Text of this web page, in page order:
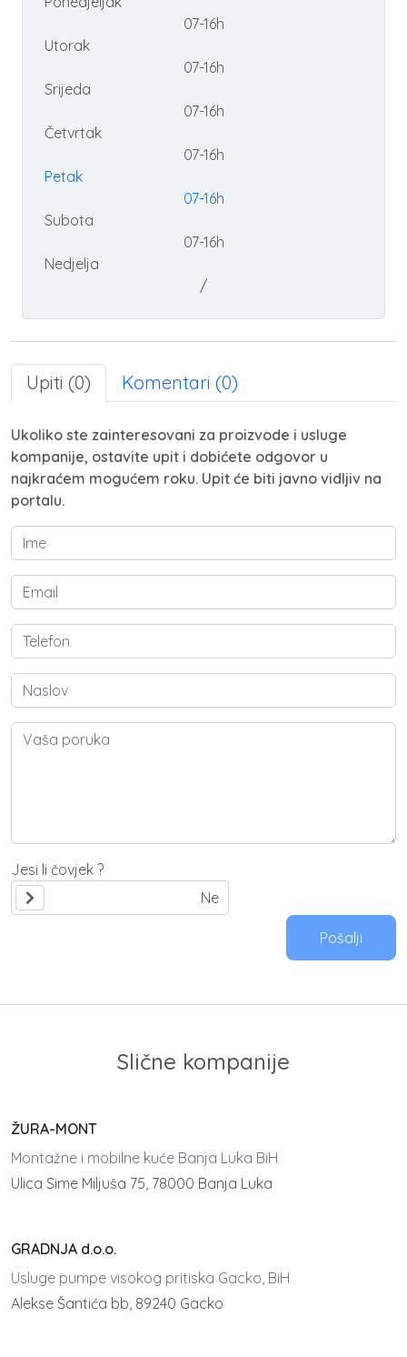
07-16h
Utorak
07-16h
Srijeda
07-16h
Četvrtak
07-16h
Petak
07-16h
Subota
07-16h
Nedjelja
/
Upiti (0) Komentari (0)
Ukoliko ste zainteresovani za proizvode i usluge
kompanije, ostavite upit i dobićete odgovor u
najkraćem mogućem roku. Upit će biti javno vidljiv na
portalu.
Jesi li čovjek ?
Pošalji
Slične kompanije
ŽURA-MONT
Montažne i mobilne kuće Banja Luka BiH
Ulica Sime Miljuša 75, 78000 Banja Luka
GRADNJA d.o.o.
Usluge pumpe visokog pritiska Gacko, BiH
Alekse Šantića bb, 89240 Gacko